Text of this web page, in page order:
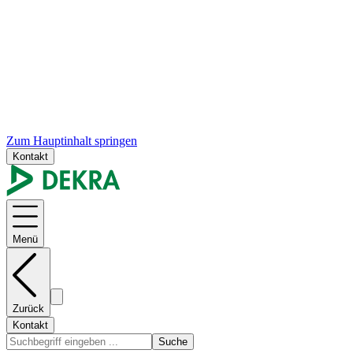
Zum Hauptinhalt springen
Kontakt
Menü
Zurück
Kontakt
Suche